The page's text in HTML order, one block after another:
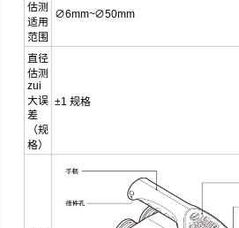
估测
适用
范围
∅6mm~∅50mm
直径
估测
zui
大误
差
（规
格）
±1 规格